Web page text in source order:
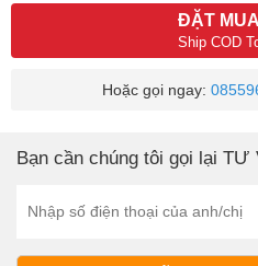
ĐẶT
Ship COD
Hoặc gọi ngay:
Bạn cần chúng tôi gọi lại TƯ